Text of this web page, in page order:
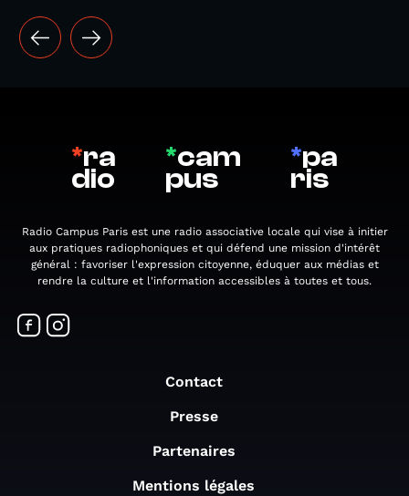
*ra
dio
*cam
pus
*pa
ris
Radio Campus Paris est une radio associative locale qui vise à initier
aux pratiques radiophoniques et qui défend une mission d'intérêt
général : favoriser l'expression citoyenne, éduquer aux médias et
rendre la culture et l'information accessibles à toutes et tous.
Contact
Presse
Partenaires
Mentions légales